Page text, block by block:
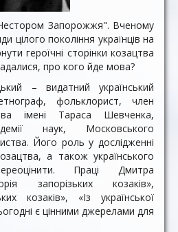
Запорожжя". Вченому
цілого покоління українців на
героїчні сторінки козацтва
про кого йде мова?
– видатний український
фольклорист, член
імені Тараса Шевченка,
наук, Московського
Його роль у дослідженні
а також українського
Праці Дмитра
запорізьких козаків»,
козаків», «Із української
є цінними джерелами для